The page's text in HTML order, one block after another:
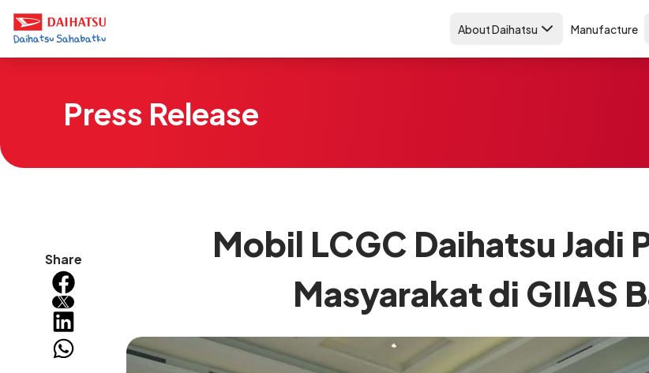
About Daihatsu Manufacture
Press Release
Share
Mobil LCGC Daihatsu Jadi
Masyarakat di GIIAS